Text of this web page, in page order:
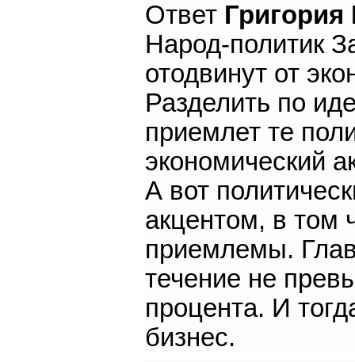
Ответ
Народ-политик
отодвинут от
Разделить по
приемлет те
экономический
А вот
акцентом, в том
приемлемы.
течение не
процента. И
бизнес.